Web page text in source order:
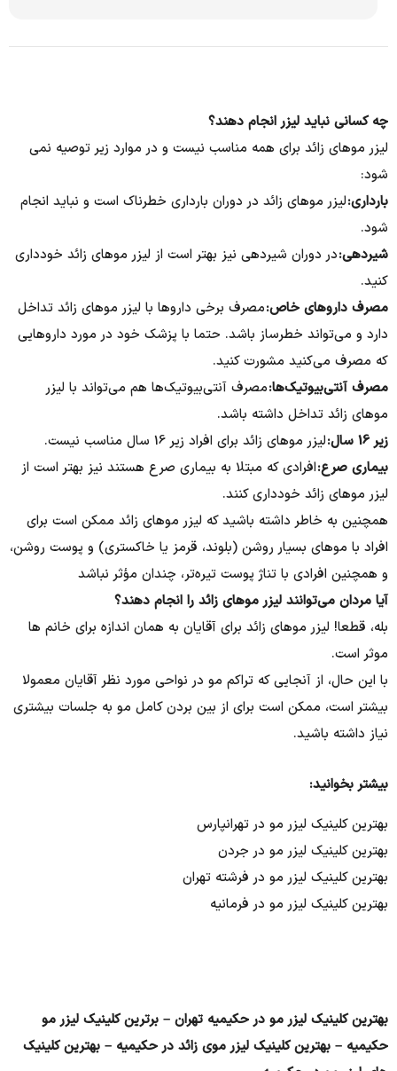
چه کسانی نباید لیزر انجام دهند؟​
لیزر موهای زائد برای همه مناسب نیست و در موارد زیر توصیه نمی
شود:
بارداری:لیزر موهای زائد در دوران بارداری خطرناک است و نباید انجام
شود.
شیردهی:در دوران شیردهی نیز بهتر است از لیزر موهای زائد خودداری
کنید.
مصرف داروهای خاص:مصرف برخی داروها با لیزر موهای زائد تداخل
دارد و می‌تواند خطرساز باشد. حتما با پزشک خود در مورد داروهایی
که مصرف می‌کنید مشورت کنید.
مصرف آنتی‌بیوتیک‌ها:مصرف آنتی‌بیوتیک‌ها هم می‌تواند با لیزر
موهای زائد تداخل داشته باشد.
زیر 16 سال:
لیزر موهای زائد برای افراد زیر 16 سال مناسب نیست.
بیماری صرع:افرادی که مبتلا به بیماری صرع هستند نیز بهتر است از
لیزر موهای زائد خودداری کنند.
همچنین به خاطر داشته باشید که لیزر موهای زائد ممکن است برای
افراد با موهای بسیار روشن (بلوند، قرمز یا خاکستری) و پوست روشن،
و همچنین افرادی با تناژ پوست تیره‌تر، چندان مؤثر نباشد
آیا مردان می‌توانند لیزر موهای زائد را انجام دهند؟​
بله، قطعا! لیزر موهای زائد برای آقایان به همان اندازه برای خانم ها
موثر است.
با این حال، از آنجایی که تراکم مو در نواحی مورد نظر آقایان معمولا
بیشتر است، ممکن است برای از بین بردن کامل مو به جلسات بیشتری
نیاز داشته باشید.
بیشتر بخوانید:
بهترین کلینیک لیزر مو در تهرانپارس
بهترین کلینیک لیزر مو در جردن
بهترین کلینیک لیزر مو در فرشته تهران
بهترین کلینیک لیزر مو در فرمانیه
بهترین کلینیک لیزر مو در حکیمیه تهران – برترین کلینیک لیزر مو
حکیمیه – بهترین کلینیک لیزر موی زائد در حکیمیه – بهترین کلینیک